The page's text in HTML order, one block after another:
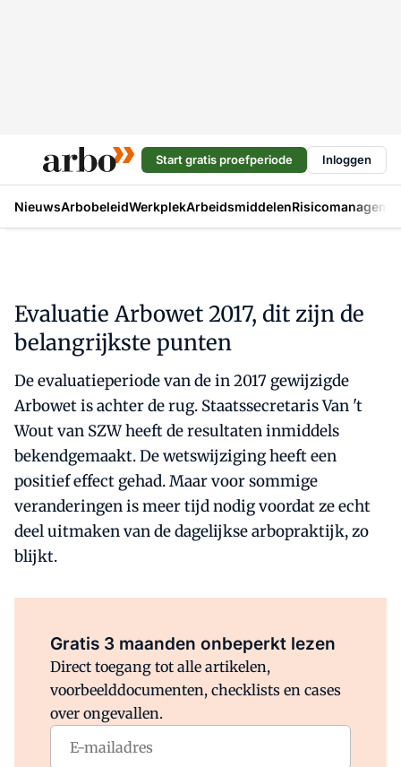
Start gratis proefperiode Inloggen
NieuwsArbobeleidWerkplekArbeidsmiddelen
Evaluatie Arbowet 2017, dit zijn de
belangrijkste punten
De evaluatieperiode van de in 2017 gewijzigde
Arbowet is achter de rug. Staatssecretaris Van 't
Wout van SZW heeft de resultaten inmiddels
bekendgemaakt. De wetswijziging heeft een
positief effect gehad. Maar voor sommige
veranderingen is meer tijd nodig voordat ze echt
deel uitmaken van de dagelijkse arbopraktijk, zo
blijkt.
Gratis 3 maanden onbeperkt lezen
Direct toegang tot alle artikelen,
voorbeelddocumenten, checklists en cases
over ongevallen.